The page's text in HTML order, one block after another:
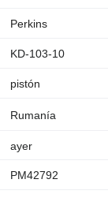
Perkins
KD-103-10
pistón
Rumanía
ayer
PM42792